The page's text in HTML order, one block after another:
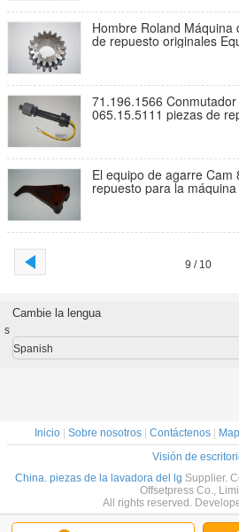
Hombre Roland Máquina
de repuesto originales
71.196.1566
065.15.5111 piezas de
El equipo de agarre
repuesto para la
9 / 10
Cambie la lengua
s
Spanish
Inicio| Sobre nosotros| Contáctenos|
Visión de
China. piezas de la lavadora del lg Supplier.
Offsetpress Co.,
All rights reserved.